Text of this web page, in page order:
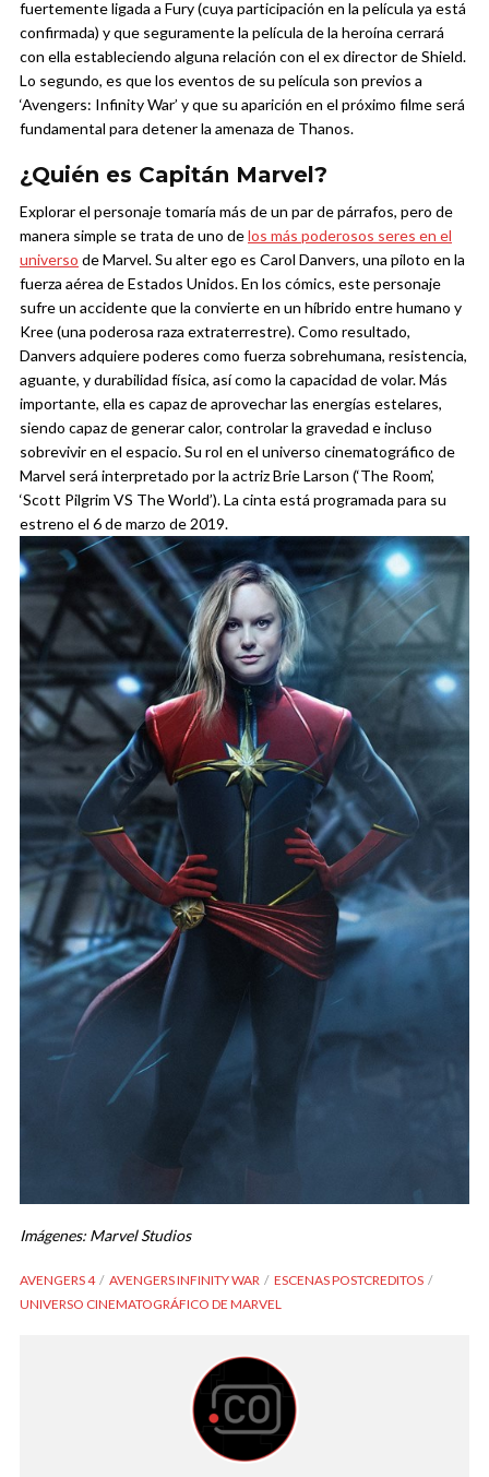
fuertemente ligada a Fury (cuya participación en la película ya está
confirmada) y que seguramente la película de la heroína cerrará
con ella estableciendo alguna relación con el ex director de Shield.
Lo segundo, es que los eventos de su película son previos a
‘Avengers: Infinity War’ y que su aparición en el próximo filme será
fundamental para detener la amenaza de Thanos.
¿Quién es Capitán Marvel?
Explorar el personaje tomaría más de un par de párrafos, pero de
manera simple se trata de uno delos más poderosos seres en el
universo de Marvel. Su alter ego es Carol Danvers, una piloto en la
fuerza aérea de Estados Unidos. En los cómics, este personaje
sufre un accidente que la convierte en un híbrido entre humano y
Kree (una poderosa raza extraterrestre). Como resultado,
Danvers adquiere poderes como fuerza sobrehumana, resistencia,
aguante, y durabilidad física, así como la capacidad de volar. Más
importante, ella es capaz de aprovechar las energías estelares,
siendo capaz de generar calor, controlar la gravedad e incluso
sobrevivir en el espacio.Su rol en el universo cinematográfico de
Marvel será interpretado por la actriz Brie Larson (‘The Room’,
‘Scott Pilgrim VS The World’). La cinta está programada para su
estreno el 6 de marzo de 2019.
Imágenes: Marvel Studios
AVENGERS 4 AVENGERS INFINITY WAR
ESCENAS POSTCREDITOS
UNIVERSO CINEMATOGRÁFICO DE MARVEL